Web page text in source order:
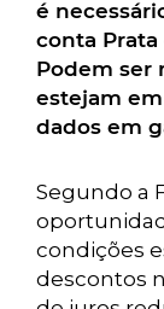
é
conta Prata
Podem ser
estejam
dados em
Segundo a
condições
descontos